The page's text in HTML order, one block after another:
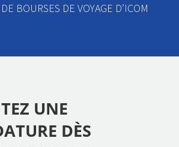
BOURSES DE VOYAGE D’ICOM
UNE
DÈS